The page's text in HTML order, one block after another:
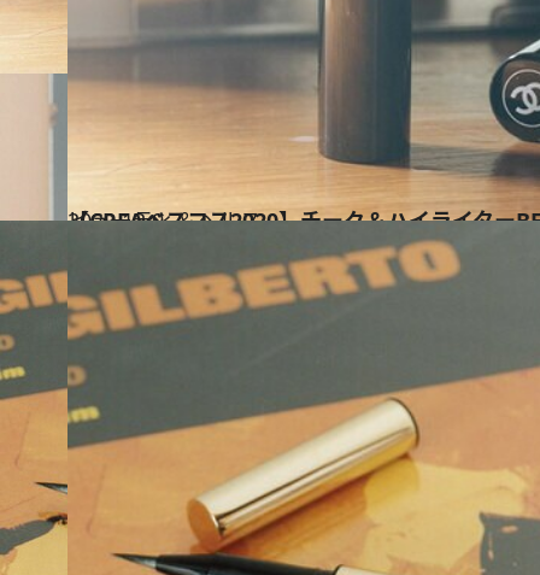
2020.12.9
【CREAベスコス2020】チーク＆ハイライター
ビューティ＆ヘルス